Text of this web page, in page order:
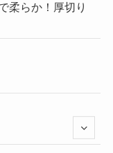
柔らか！厚切り